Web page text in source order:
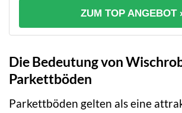
ZUM TOP ANGEBOT
Die Bedeutung von
Parkettböden
Parkettböden gelten als eine